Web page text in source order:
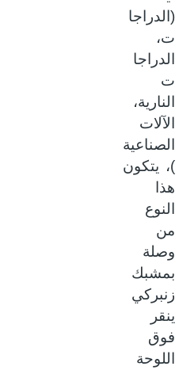
(الدراجا
ت،
الدراجا
النارية،
الآلات
الصناعية
)، يتكون
هذا
النوع
من
وصلة
بمشبك
زنبركي
ينقر
فوق
اللوحة